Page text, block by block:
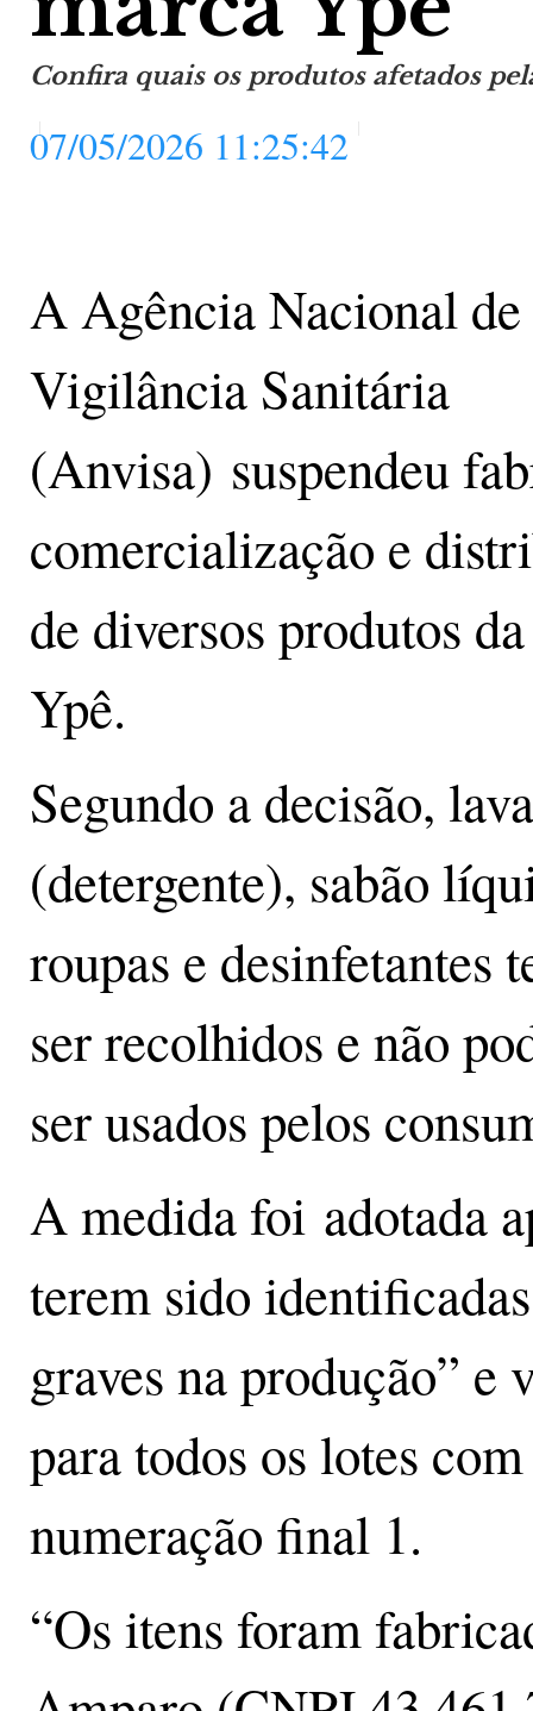
Confira quais os produtos afetados
07/05/2026 11:25:42
A Agência Nacional de
Vigilância Sanitária
(Anvisa) suspendeu
comercialização e
de diversos produtos
Ypê.
Segundo a decisão,
(detergente), sabão
roupas e desinfetantes
ser recolhidos e não
ser usados pelos
A medida foi adotada
terem sido
graves na produção” e
para todos os lotes com
numeração final 1.
“Os itens foram